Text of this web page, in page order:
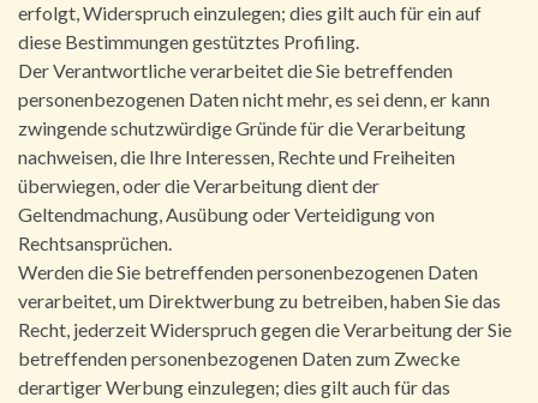
erfolgt, Widerspruch einzulegen; dies gilt auch für ein auf
diese Bestimmungen gestütztes Profiling.
Der Verantwortliche verarbeitet die Sie betreffenden
personenbezogenen Daten nicht mehr, es sei denn, er kann
zwingende schutzwürdige Gründe für die Verarbeitung
nachweisen, die Ihre Interessen, Rechte und Freiheiten
überwiegen, oder die Verarbeitung dient der
Geltendmachung, Ausübung oder Verteidigung von
Rechtsansprüchen.
Werden die Sie betreffenden personenbezogenen Daten
verarbeitet, um Direktwerbung zu betreiben, haben Sie das
Recht, jederzeit Widerspruch gegen die Verarbeitung der Sie
betreffenden personenbezogenen Daten zum Zwecke
derartiger Werbung einzulegen; dies gilt auch für das